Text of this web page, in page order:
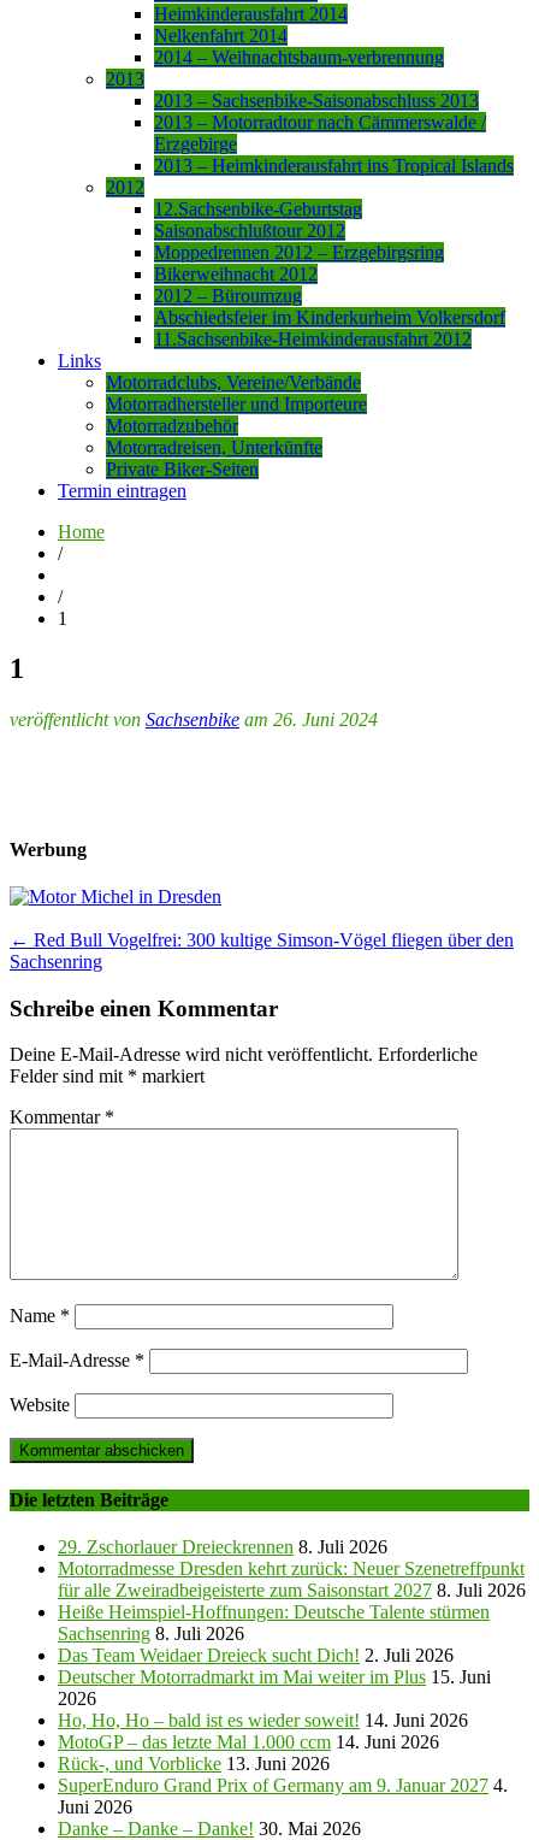
Heimkinderausfahrt 2014
Nelkenfahrt 2014
2014 – Weihnachtsbaum-verbrennung
2013
2013 – Sachsenbike-Saisonabschluss 2013
2013 – Motorradtour nach Cämmerswalde /
Erzgebirge
2013 – Heimkinderausfahrt ins Tropical Islands
2012
12.Sachsenbike-Geburtstag
Saisonabschlußtour 2012
Moppedrennen 2012 – Erzgebirgsring
Bikerweihnacht 2012
2012 – Büroumzug
Abschiedsfeier im Kinderkurheim Volkersdorf
11.Sachsenbike-Heimkinderausfahrt 2012
Links
Motorradclubs, Vereine/Verbände
Motorradhersteller und Importeure
Motorradzubehör
Motorradreisen, Unterkünfte
Private Biker-Seiten
Termin eintragen
Home
/
/
1
1
veröffentlicht von Sachsenbike am 26. Juni 2024
Werbung
Post
navigation
← Red Bull Vogelfrei: 300 kultige Simson-Vögel fliegen über den
Sachsenring
Schreibe einen Kommentar
Deine E-Mail-Adresse wird nicht veröffentlicht. Erforderliche
Felder sind mit * markiert
Kommentar *
Name *
E-Mail-Adresse *
Website
Die letzten Beiträge
29. Zschorlauer Dreieckrennen 8. Juli 2026
Motorradmesse Dresden kehrt zurück: Neuer Szenetreffpunkt
für alle Zweiradbeigeisterte zum Saisonstart 2027 8. Juli 2026
Heiße Heimspiel-Hoffnungen: Deutsche Talente stürmen
Sachsenring 8. Juli 2026
Das Team Weidaer Dreieck sucht Dich! 2. Juli 2026
Deutscher Motorradmarkt im Mai weiter im Plus 15. Juni
2026
Ho, Ho, Ho – bald ist es wieder soweit! 14. Juni 2026
MotoGP – das letzte Mal 1.000 ccm 14. Juni 2026
Rück-, und Vorblicke 13. Juni 2026
SuperEnduro Grand Prix of Germany am 9. Januar 2027 4.
Juni 2026
Danke – Danke – Danke! 30. Mai 2026